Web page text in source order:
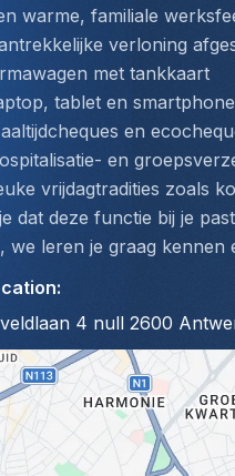
warme, familiale
verloning
met tankkaart
tablet en smartphone
en
en
vrijdagtradities zoals
dat deze functie bij je
we leren je graag kennen
:
4 null 2600